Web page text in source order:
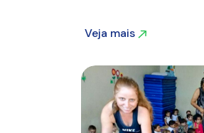
Veja mais